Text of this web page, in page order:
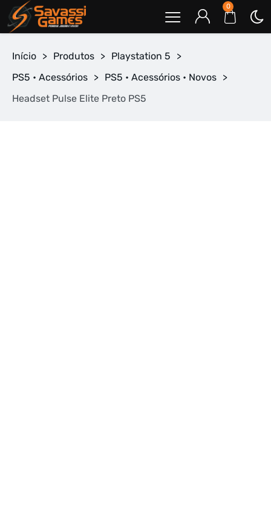
0
Início > Produtos > Playstation 5
>
PS5 • Acessórios > PS5 • Acessórios • Novos >
Headset Pulse Elite Preto PS5